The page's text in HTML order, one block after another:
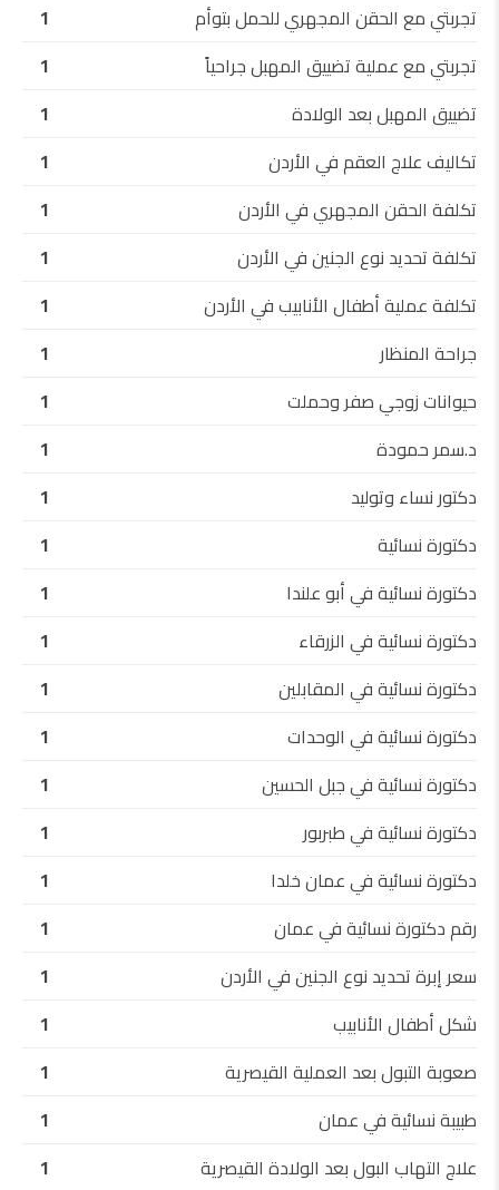
تجربتي مع الحقن المجهري للحمل بتوأم
1
تجربتي مع عملية تضييق المهبل جراحياً
1
تضييق المهبل بعد الولادة
1
تكاليف علاج العقم في الأردن
1
تكلفة الحقن المجهري في الأردن
1
تكلفة تحديد نوع الجنين في الأردن
1
تكلفة عملية أطفال الأنابيب في الأردن
1
جراحة المنظار
1
حيوانات زوجي صفر وحملت
1
د.سمر حمودة
1
دكتور نساء وتوليد
1
دكتورة نسائية
1
دكتورة نسائية في أبو علندا
1
دكتورة نسائية في الزرقاء
1
دكتورة نسائية في المقابلين
1
دكتورة نسائية في الوحدات
1
دكتورة نسائية في جبل الحسين
1
دكتورة نسائية في طبربور
1
دكتورة نسائية في عمان خلدا
1
رقم دكتورة نسائية في عمان
1
سعر إبرة تحديد نوع الجنين في الأردن
1
شكل أطفال الأنابيب
1
صعوبة التبول بعد العملية القيصرية
1
طبيبة نسائية في عمان
1
علاج التهاب البول بعد الولادة القيصرية
1